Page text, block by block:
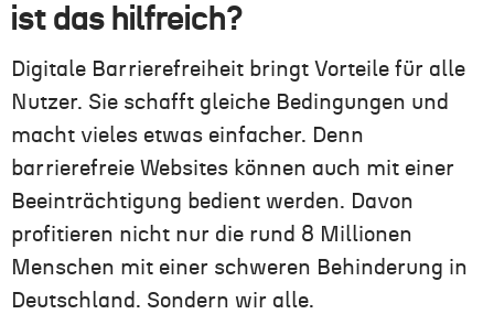
ist das hilfreich?
Digitale Barrierefreiheit bringt Vorteile für alle
Nutzer. Sie schafft gleiche Bedingungen und
macht vieles etwas einfacher. Denn
barrierefreie Websites können auch mit einer
Beeinträchtigung bedient werden. Davon
profitieren nicht nur die rund 8 Millionen
Menschen mit einer schweren Behinderung in
Deutschland. Sondern wir alle.